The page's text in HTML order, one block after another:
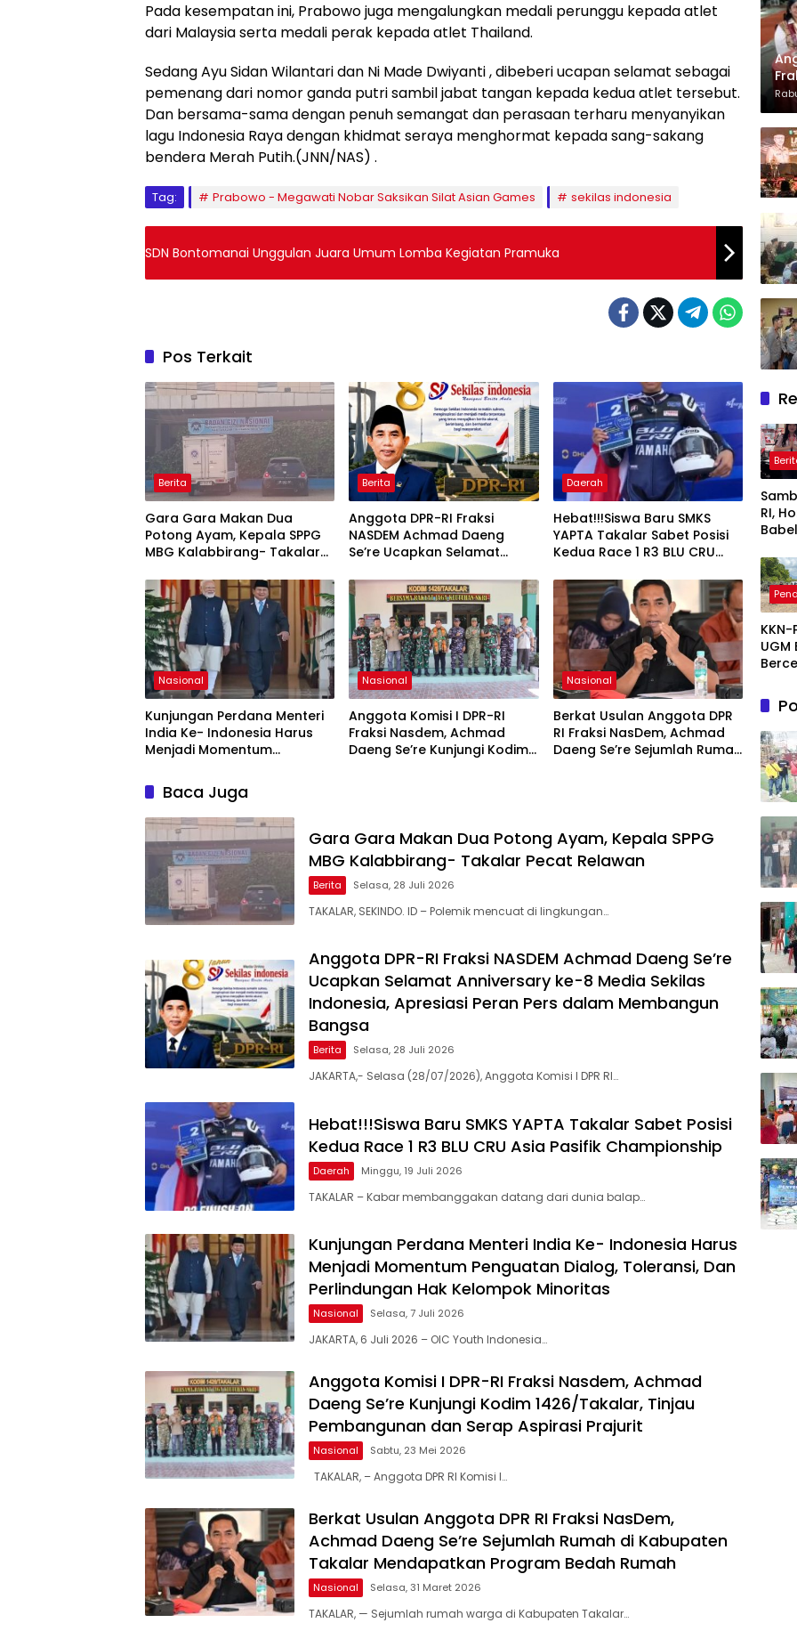
Pada kesempatan ini, Prabowo juga mengalungkan medali perunggu kepada atlet
dari Malaysia serta medali perak kepada atlet Thailand.
Sedang Ayu Sidan Wilantari dan Ni Made Dwiyanti , dibeberi ucapan selamat sebagai
pemenang dari nomor ganda putri sambil jabat tangan kepada kedua atlet tersebut.
Dan bersama-sama dengan penuh semangat dan perasaan terharu menyanyikan
lagu Indonesia Raya dengan khidmat seraya menghormat kepada sang-sakang
bendera Merah Putih.(JNN/NAS) .
Tag: Prabowo - Megawati Nobar Saksikan Silat Asian Games sekilas indonesia
SDN Bontomanai Unggulan Juara Umum Lomba Kegiatan Pramuka
Pos Terkait
Berita
Gara Gara Makan Dua
Potong Ayam, Kepala SPPG
MBG Kalabbirang- Takalar
Berita
Anggota DPR-RI Fraksi
NASDEM Achmad Daeng
Se’re Ucapkan Selamat
Sekilas Indonesia, Apresiasi
Peran Pers dalam
Membangun Bangsa
Daerah
Hebat!!!Siswa Baru SMKS
YAPTA Takalar Sabet Posisi
Kedua Race 1 R3 BLU CRU
Nasional
Kunjungan Perdana Menteri
India Ke- Indonesia Harus
Menjadi Momentum
Dan Perlindungan Hak
Kelompok Minoritas
Nasional
Anggota Komisi I DPR-RI
Fraksi Nasdem, Achmad
Daeng Se’re Kunjungi Kodim
Nasional
Berkat Usulan Anggota DPR
RI Fraksi NasDem, Achmad
Daeng Se’re Sejumlah Rumah
Baca Juga
Gara Gara Makan Dua Potong Ayam, Kepala SPPG
MBG Kalabbirang- Takalar Pecat Relawan
Berita Selasa, 28 Juli 2026
TAKALAR, SEKINDO. ID – Polemik mencuat di lingkungan…
Anggota DPR-RI Fraksi NASDEM Achmad Daeng Se’re
Ucapkan Selamat Anniversary ke-8 Media Sekilas
Indonesia, Apresiasi Peran Pers dalam Membangun
Bangsa
Berita Selasa, 28 Juli 2026
JAKARTA,- Selasa (28/07/2026), Anggota Komisi I DPR RI…
Hebat!!!Siswa Baru SMKS YAPTA Takalar Sabet Posisi
Kedua Race 1 R3 BLU CRU Asia Pasifik Championship
Daerah Minggu, 19 Juli 2026
TAKALAR – Kabar membanggakan datang dari dunia balap…
Kunjungan Perdana Menteri India Ke- Indonesia Harus
Menjadi Momentum Penguatan Dialog, Toleransi, Dan
Perlindungan Hak Kelompok Minoritas
Nasional Selasa, 7 Juli 2026
JAKARTA, 6 Juli 2026 – OIC Youth Indonesia…
Anggota Komisi I DPR-RI Fraksi Nasdem, Achmad
Daeng Se’re Kunjungi Kodim 1426/Takalar, Tinjau
Pembangunan dan Serap Aspirasi Prajurit
Nasional Sabtu, 23 Mei 2026
TAKALAR, – Anggota DPR RI Komisi I…
Berkat Usulan Anggota DPR RI Fraksi NasDem,
Achmad Daeng Se’re Sejumlah Rumah di Kabupaten
Takalar Mendapatkan Program Bedah Rumah
Nasional Selasa, 31 Maret 2026
TAKALAR, — Sejumlah rumah warga di Kabupaten Takalar…
RI,
KKN-
UGM
1.200